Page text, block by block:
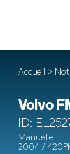
Volvo
ID:
Manuelle
2004 /
Accueil >